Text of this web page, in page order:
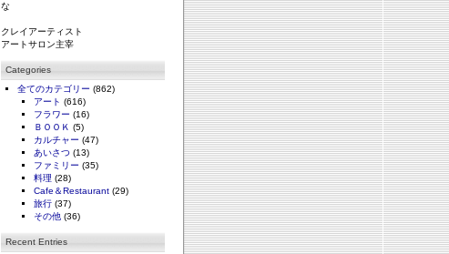
な
クレイアーティスト
アートサロン主宰
Categories
全てのカテゴリー (862)
アート (616)
フラワー (16)
ＢＯＯＫ (5)
カルチャー (47)
あいさつ (13)
ファミリー (35)
料理 (28)
Cafe＆Restaurant (29)
旅行 (37)
その他 (36)
Recent Entries